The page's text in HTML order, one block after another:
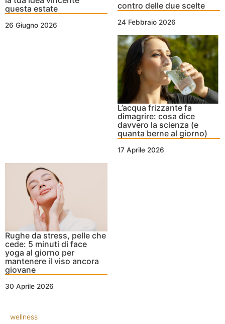
questa estate
26 Giugno 2026
contro delle due scelte
24 Febbraio 2026
L’acqua frizzante fa
dimagrire: cosa dice
davvero la scienza (e
quanta berne al giorno)
17 Aprile 2026
Rughe da stress, pelle che
cede: 5 minuti di face
yoga al giorno per
mantenere il viso ancora
giovane
30 Aprile 2026
wellness